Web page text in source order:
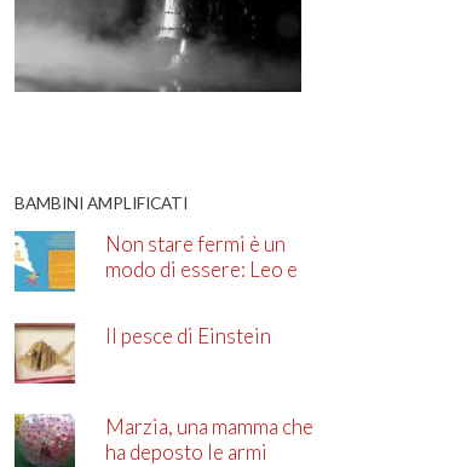
BAMBINI AMPLIFICATI
Non stare fermi è un
modo di essere: Leo e
Il pesce di Einstein
Marzia, una mamma che
ha deposto le armi